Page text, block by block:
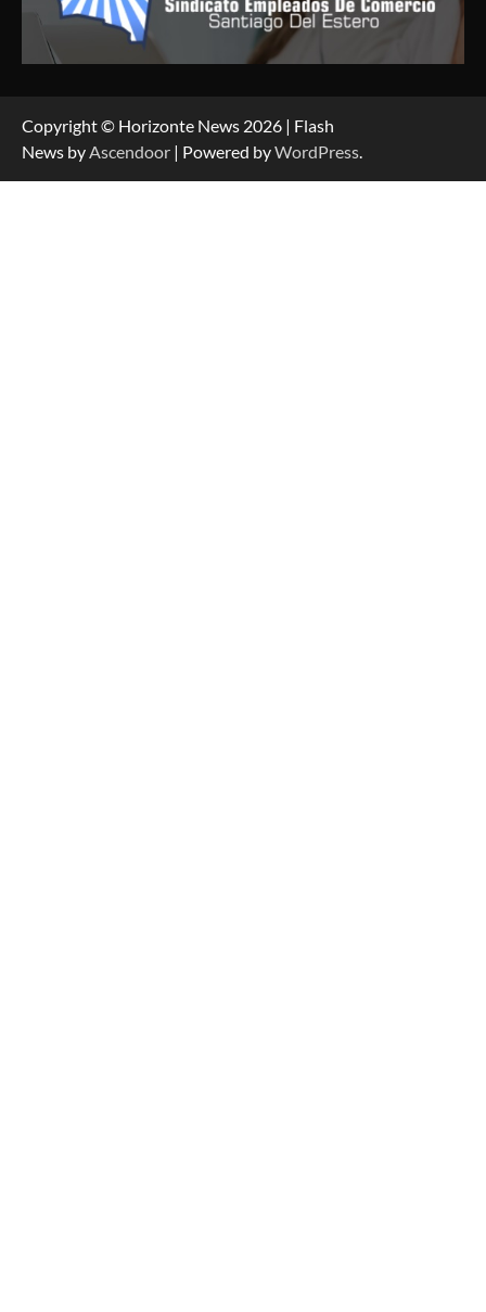
Copyright © Horizonte News 2026 | Flash
News byAscendoor | Powered byWordPress.